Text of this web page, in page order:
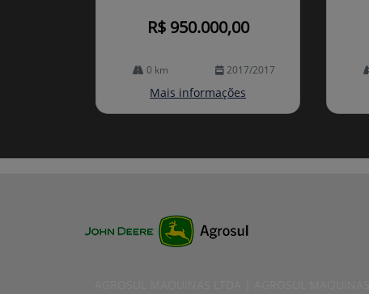
R$ 950.000,00
0 km 2017/2017
Mais informações